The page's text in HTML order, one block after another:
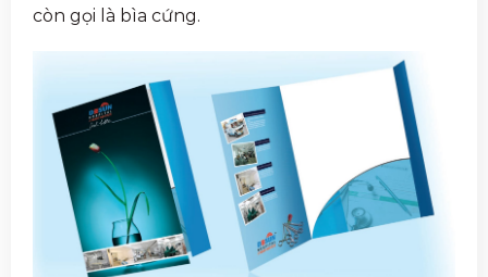
còn gọi là bìa cứng.